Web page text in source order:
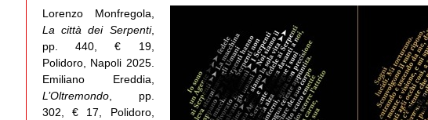
Lorenzo Monfregola,
La città dei Serpenti,
pp. 440, € 19,
Polidoro, Napoli 2025.
Emiliano Ereddia,
L’Oltremondo, pp.
302, € 17, Polidoro,